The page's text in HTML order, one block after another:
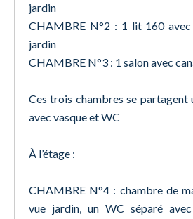
jardin
CHAMBRE N°2 : 1 lit 160 avec
jardin
CHAMBRE N°3 : 1 salon avec
Ces trois chambres se partagent
avec vasque et WC
À l’étage :
CHAMBRE N°4 : chambre de
vue jardin, un WC séparé